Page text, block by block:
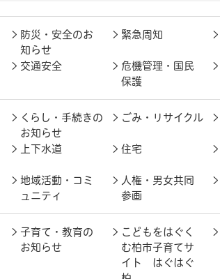
防災・安全のお
知らせ
緊急周知
交通安全
危機管理・国民
保護
くらし・手続きの
お知らせ
ごみ・リサイクル
上下水道 住宅
地域活動・コミ
ュニティ
人権・男女共同
参画
子育て・教育の
お知らせ
こどもをはぐく
む柏市子育てサ
イト はぐはぐ